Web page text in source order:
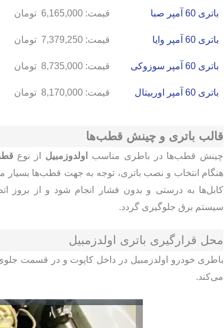
باتری 60 آمپر صبا قیمت: 6,165,000 تومان
باتری 60 آمپر وایا قیمت: 7,379,250 تومان
باتری 60 آمپر سوزوکی قیمت: 8,735,000 تومان
باتری 60 آمپر اوربیتال قیمت: 8,170,000 تومان
قالب باتری و چینش قطب‌ها
چینش قطب‌ها در باطری مناسب اولدوزمبیل از نوع
هنگام انتخاب و نصب باتری، توجه به جهت قطب‌ها بسیار
کابل‌ها به درستی و بدون فشار انجام شود و از بروز
سیستم برق جلوگیری گردد.
محل قرارگیری باتری اولدزمبیل
باطری خودرو اولدزمبیل در داخل کاپوت و در قسمت
می‌کند.